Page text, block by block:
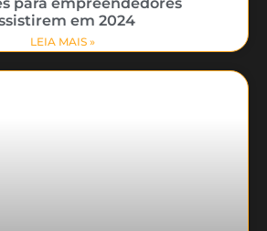
em 2024
LEIA MAIS »